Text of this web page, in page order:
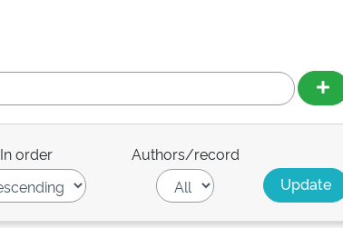
In order Authors/record